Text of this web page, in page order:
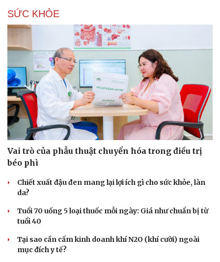
SỨC KHỎE
Vai trò của phẫu thuật chuyển hóa trong điều trị
béo phì
Chiết xuất đậu đen mang lại lợi ích gì cho sức khỏe, làn
da?
Tuổi 70 uống 5 loại thuốc mỗi ngày: Giá như chuẩn bị từ
tuổi 40
Tại sao cần cấm kinh doanh khí N2O (khí cười) ngoài
mục đích y tế?